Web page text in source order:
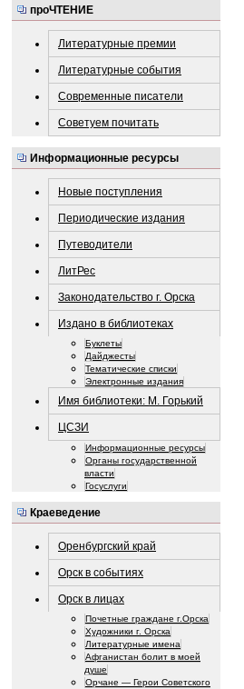
проЧТЕНИЕ
Литературные премии
Литературные события
Современные писатели
Советуем почитать
Информационные ресурсы
Новые поступления
Периодические издания
Путеводители
ЛитРес
Законодательство г. Орска
Издано в библиотеках
Буклеты
Дайджесты
Тематические списки
Электронные издания
Имя библиотеки: М. Горький
ЦСЗИ
Информационные ресурсы
Органы государственной
власти
Госуслуги
Краеведение
Оренбургский край
Орск в событиях
Орск в лицах
Почетные граждане г.Орска
Художники г. Орска
Литературные имена
Афганистан болит в моей
душе
Орчане — Герои Советского